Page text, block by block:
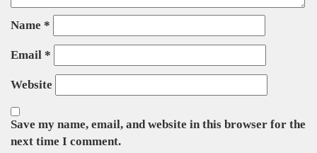
Name *
Email *
Website
Save my name, email, and website in this browser for the
next time I comment.